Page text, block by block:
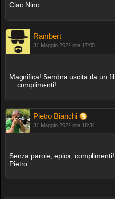
Ciao Nino
Rambert
31 Maggio 2022 ore 17:05
Magnifica! Sembra uscita da un
....complimenti!
Pietro Bianchi
31 Maggio 2022 ore 18:34
Senza parole, epica, complimenti!
Pietro